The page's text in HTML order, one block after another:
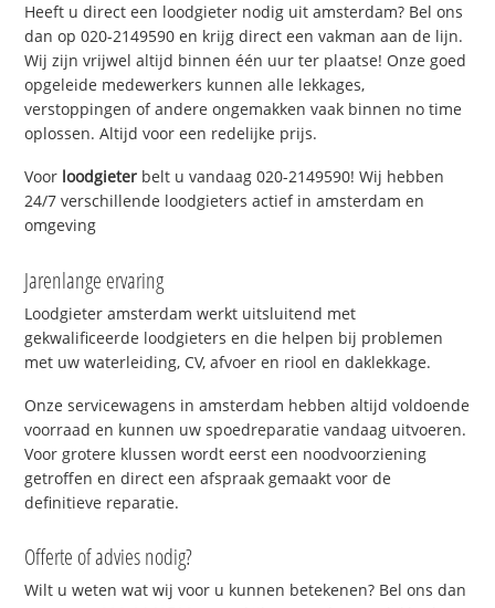
Heeft u direct een loodgieter nodig uit amsterdam? Bel ons
dan op 020-2149590 en krijg direct een vakman aan de lijn.
Wij zijn vrijwel altijd binnen één uur ter plaatse! Onze goed
opgeleide medewerkers kunnen alle lekkages,
verstoppingen of andere ongemakken vaak binnen no time
oplossen. Altijd voor een redelijke prijs.
Voor loodgieter belt u vandaag 020-2149590! Wij hebben
24/7 verschillende loodgieters actief in amsterdam en
omgeving
Jarenlange ervaring
Loodgieter amsterdam werkt uitsluitend met
gekwalificeerde loodgieters en die helpen bij problemen
met uw waterleiding, CV, afvoer en riool en daklekkage.
Onze servicewagens in amsterdam hebben altijd voldoende
voorraad en kunnen uw spoedreparatie vandaag uitvoeren.
Voor grotere klussen wordt eerst een noodvoorziening
getroffen en direct een afspraak gemaakt voor de
definitieve reparatie.
Offerte of advies nodig?
Wilt u weten wat wij voor u kunnen betekenen? Bel ons dan